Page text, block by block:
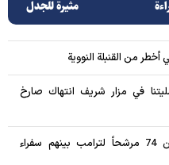
مثيرة للجدل
من القنبلة النووية
في مزار شريف انتهاك صارخ
مجلس الشيوخ الأميركي يقر تعيين 74 مرشحاً لترامب بينهم سفراء